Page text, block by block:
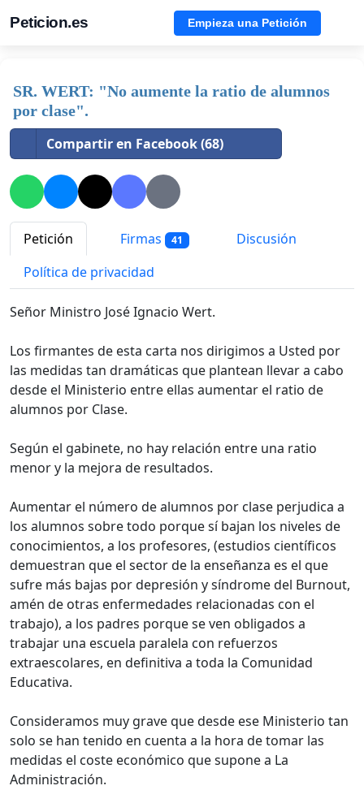
Peticion.es Empieza una Petición
SR. WERT: "No aumente la ratio de alumnos
por clase".
Compartir en Facebook (68)
Petición Firmas 41
Discusión
Política de privacidad
Señor Ministro José Ignacio Wert.
Los firmantes de esta carta nos dirigimos a Usted por
las medidas tan dramáticas que plantean llevar a cabo
desde el Ministerio entre ellas aumentar el ratio de
alumnos por Clase.
Según el gabinete, no hay relación entre una ratio
menor y la mejora de resultados.
Aumentar el número de alumnos por clase perjudica a
los alumnos sobre todo porque sí bajan los niveles de
conocimientos, a los profesores, (estudios científicos
demuestran que el sector de la enseñanza es el que
sufre más bajas por depresión y síndrome del Burnout,
amén de otras enfermedades relacionadas con el
trabajo), a los padres porque se ven obligados a
trabajar una escuela paralela con refuerzos
extraescolares, en definitiva a toda la Comunidad
Educativa.
Consideramos muy grave que desde ese Ministerio tan
solo se han tenido en cuenta a la hora de tomar las
medidas el coste económico que supone a La
Administración.